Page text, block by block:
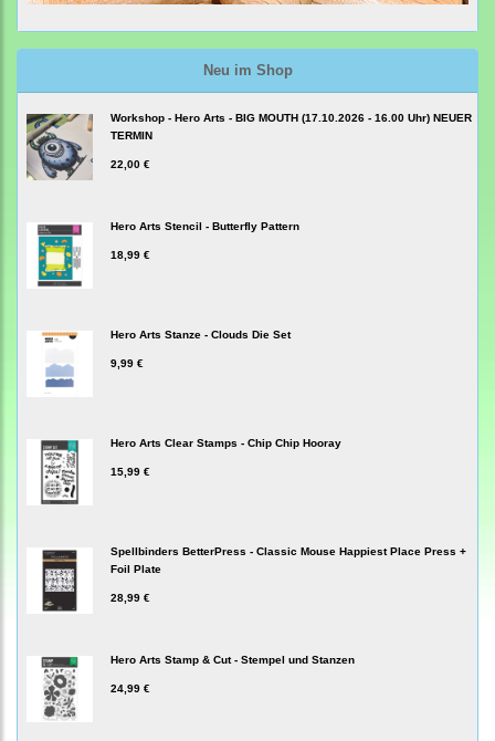
Neu im Shop
Workshop - Hero Arts - BIG MOUTH (17.10.2026 - 16.00 Uhr) NEUER
TERMIN
22,00 €
Hero Arts Stencil - Butterfly Pattern
18,99 €
Hero Arts Stanze - Clouds Die Set
9,99 €
Hero Arts Clear Stamps - Chip Chip Hooray
15,99 €
Spellbinders BetterPress - Classic Mouse Happiest Place Press +
Foil Plate
28,99 €
Hero Arts Stamp & Cut - Stempel und Stanzen
24,99 €